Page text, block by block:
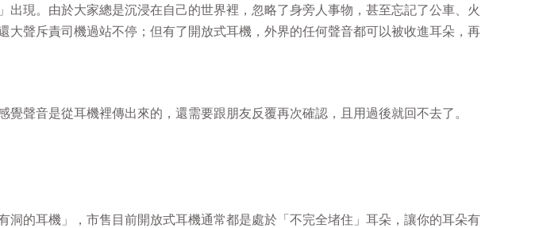
現。由於大家總是沉浸在自己的世界裡，忽略了身旁人事物，甚至忘記了公車、火
聲斥責司機過站不停；但有了開放式耳機，外界的任何聲音都可以被收進耳朵，再
聲音是從耳機裡傳出來的，還需要跟朋友反覆再次確認，且用過後就回不去了。
的耳機」，市售目前開放式耳機通常都是處於「不完全堵住」耳朵，讓你的耳朵有